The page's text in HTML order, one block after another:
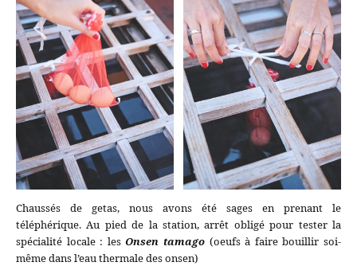
Chaussés de getas, nous avons été sages en prenant le
téléphérique. Au pied de la station, arrêt obligé pour tester la
spécialité locale : lesOnsen tamago (oeufs à faire bouillir soi-
même dans l’eau thermale des onsen)